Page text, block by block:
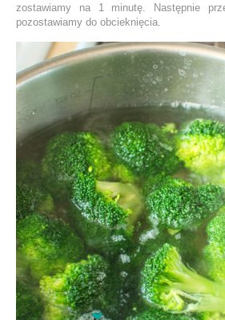
zostawiamy na 1 minutę. Następnie
pozostawiamy do obcieknięcia.